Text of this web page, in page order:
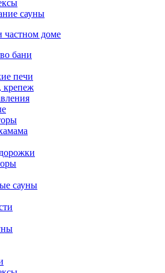
сауны
частном доме
бани
печи
крепеж
сауны